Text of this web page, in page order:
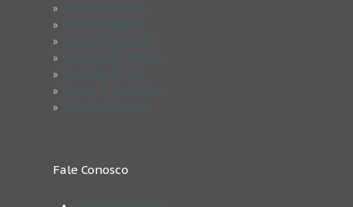
»
»
»
»
»
»
»
Fale Conosco